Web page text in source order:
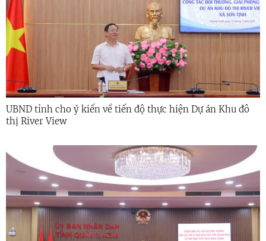
UBND tỉnh cho ý kiến về tiến độ thực hiện Dự án Khu đô
thị River View